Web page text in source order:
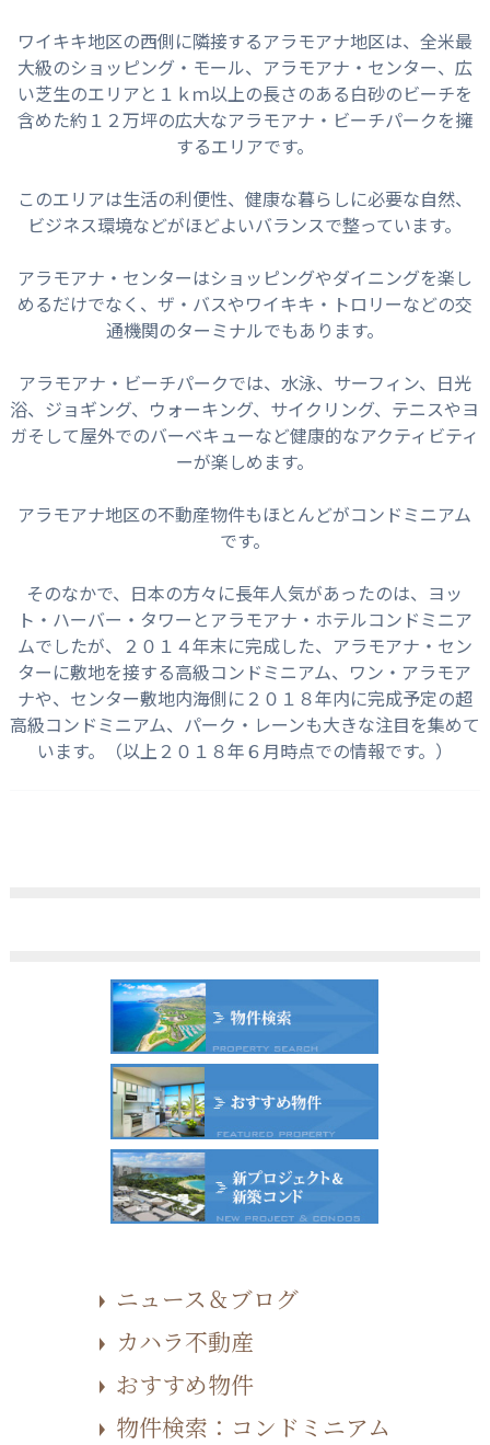
ワイキキ地区の西側に隣接するアラモアナ地区は、全米最
大級のショッピング・モール、アラモアナ・センター、広
い芝生のエリアと１ｋｍ以上の長さのある白砂のビーチを
含めた約１２万坪の広大なアラモアナ・ビーチパークを擁
するエリアです。
このエリアは生活の利便性、健康な暮らしに必要な自然、
ビジネス環境などがほどよいバランスで整っています。
アラモアナ・センターはショッピングやダイニングを楽し
めるだけでなく、ザ・バスやワイキキ・トロリーなどの交
通機関のターミナルでもあります。
アラモアナ・ビーチパークでは、水泳、サーフィン、日光
浴、ジョギング、ウォーキング、サイクリング、テニスやヨ
ガそして屋外でのバーベキューなど健康的なアクティビティ
ーが楽しめます。
アラモアナ地区の不動産物件もほとんどがコンドミニアム
です。
そのなかで、日本の方々に長年人気があったのは、ヨッ
ト・ハーバー・タワーとアラモアナ・ホテルコンドミニア
ムでしたが、２０１４年末に完成した、アラモアナ・セン
ターに敷地を接する高級コンドミニアム、ワン・アラモア
ナや、センター敷地内海側に２０１８年内に完成予定の超
高級コンドミニアム、パーク・レーンも大きな注目を集めて
います。（以上２０１８年６月時点での情報です。）
ニュース＆ブログ
カハラ不動産
おすすめ物件
物件検索：コンドミニアム